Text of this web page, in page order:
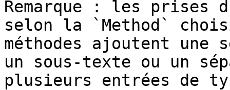
Remarque : les prises
selon la `Method`
méthodes ajoutent une
un sous-texte ou un
plusieurs entrées de